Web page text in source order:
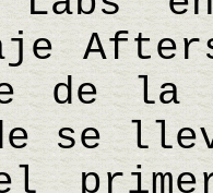
de la
se